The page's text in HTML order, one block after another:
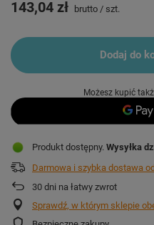
143,04 zł
brutto / szt.
Dodaj do
Możesz kupić
Produkt dostępny Wysyłka
Darmowa i szybka dostawa od
30 dni na łatwy zwrot
Sprawdź, w którym sklepie